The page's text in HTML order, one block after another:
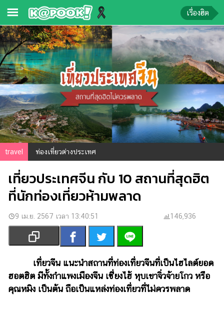
ข่าว-
ความ
รู้
ข่าว
ข่าว
บันเทิง
ตรวจ
หวย
ผล
บอล
สด
การ
เงิน
การ
บันเทิง
เรื่องฮิต
travel ท่องเที่ยวต่างประเทศ
เที่ยวประเทศจีน กับ 10 สถานที่สุดฮิต
ที่นักท่องเที่ยวห้ามพลาด
9 เม.ย. 2567 เวลา 13:40:51 146,936
เที่ยวจีน แนะนำสถานที่ท่องเที่ยวจีนที่เป็นไฮไลต์ยอด
ฮอตฮิต มีทั้งกำแพงเมืองจีน เซี่ยงไฮ้ หุบเขาจิ่วจ้ายโกว หรือ
คุณหมิง เป็นต้น ถือเป็นแหล่งท่องเที่ยวที่ไม่ควรพลาด